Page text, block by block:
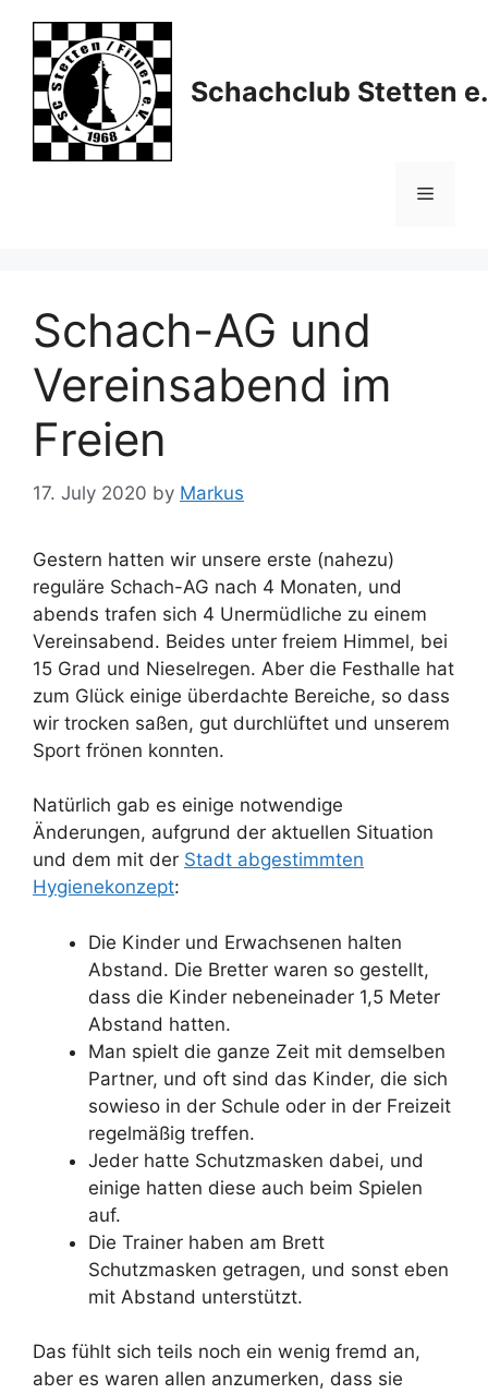
content
Schachclub Stetten
Menu
Schach-AG und
Vereinsabend im
Freien
17. July 2020 by Markus
Gestern hatten wir unsere erste (nahezu)
reguläre Schach-AG nach 4 Monaten, und
abends trafen sich 4 Unermüdliche zu einem
Vereinsabend. Beides unter freiem Himmel, bei
15 Grad und Nieselregen. Aber die Festhalle hat
zum Glück einige überdachte Bereiche, so dass
wir trocken saßen, gut durchlüftet und unserem
Sport frönen konnten.
Natürlich gab es einige notwendige
Änderungen, aufgrund der aktuellen Situation
und dem mit der Stadt abgestimmten
Hygienekonzept:
Die Kinder und Erwachsenen halten
Abstand. Die Bretter waren so gestellt,
dass die Kinder nebeneinader 1,5 Meter
Abstand hatten.
Man spielt die ganze Zeit mit demselben
Partner, und oft sind das Kinder, die sich
sowieso in der Schule oder in der Freizeit
regelmäßig treffen.
Jeder hatte Schutzmasken dabei, und
einige hatten diese auch beim Spielen
auf.
Die Trainer haben am Brett
Schutzmasken getragen, und sonst eben
mit Abstand unterstützt.
Das fühlt sich teils noch ein wenig fremd an,
aber es waren allen anzumerken, dass sie